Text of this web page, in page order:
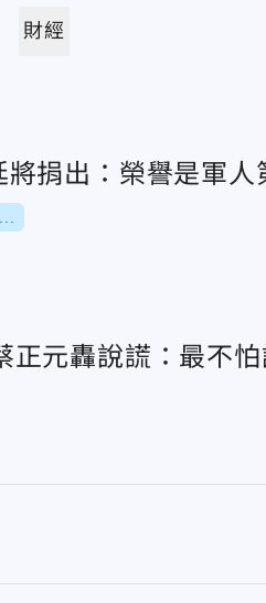
財經
捐出：榮譽是軍人
元轟說謊：最不怕